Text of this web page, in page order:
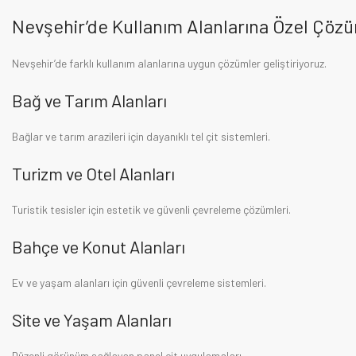
Nevşehir’de Kullanım Alanlarına Özel
Nevşehir’de farklı kullanım alanlarına uygun çözümler geliştiriyoruz.
Bağ ve Tarım Alanları
Bağlar ve tarım arazileri için dayanıklı tel çit sistemleri.
Turizm ve Otel Alanları
Turistik tesisler için estetik ve güvenli çevreleme çözümleri.
Bahçe ve Konut Alanları
Ev ve yaşam alanları için güvenli çevreleme sistemleri.
Site ve Yaşam Alanları